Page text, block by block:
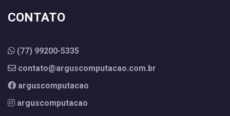
CONTATO
(77) 99200-5335
contato@arguscomputacao.com.br
arguscomputacao
arguscomputacao